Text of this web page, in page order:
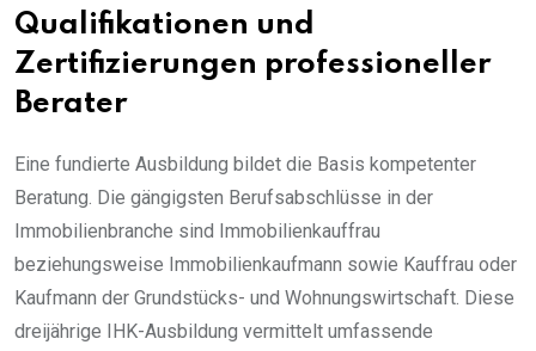
Qualifikationen und
Zertifizierungen professioneller
Berater
Eine fundierte Ausbildung bildet die Basis kompetenter
Beratung. Die gängigsten Berufsabschlüsse in der
Immobilienbranche sind Immobilienkauffrau
beziehungsweise Immobilienkaufmann sowie Kauffrau oder
Kaufmann der Grundstücks- und Wohnungswirtschaft. Diese
dreijährige IHK-Ausbildung vermittelt umfassende